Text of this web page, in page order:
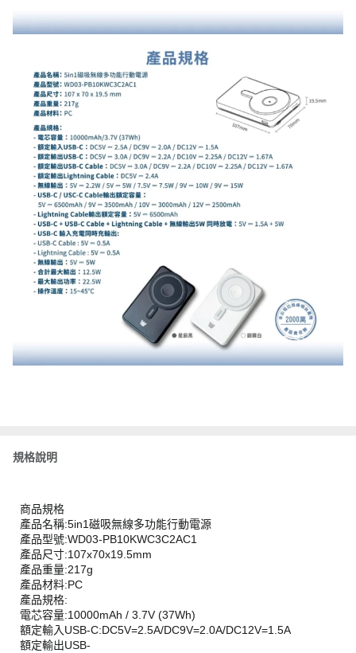
規格說明
商品規格
產品名稱:5in1磁吸無線多功能行動電源
產品型號:WD03-PB10KWC3C2AC1
產品尺寸:107x70x19.5mm
產品重量:217g
產品材料:PC
產品規格:
電芯容量:10000mAh / 3.7V (37Wh)
額定輸入USB-C:DC5V=2.5A/DC9V=2.0A/DC12V=1.5A
額定輸出USB-